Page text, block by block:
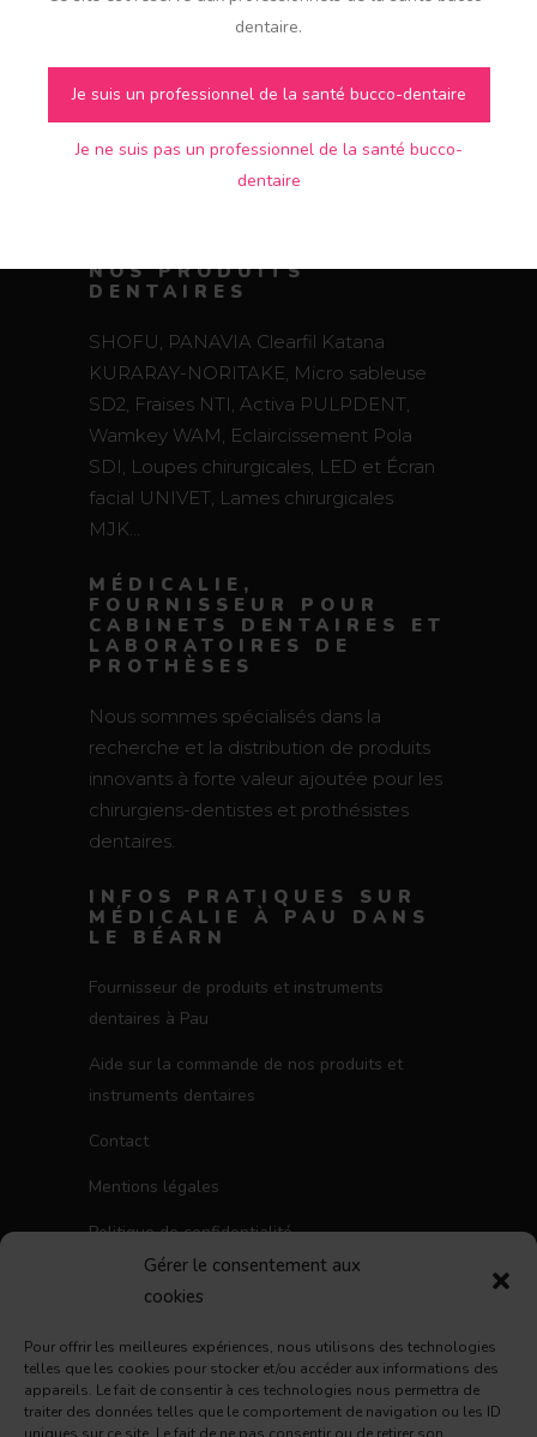
Gérer le consentement aux
cookies
Pour offrir les meilleures expériences, nous utilisons des technologies
telles que les cookies pour stocker et/ou accéder aux informations des
appareils. Le fait de consentir à ces technologies nous permettra de
traiter des données telles que le comportement de navigation ou les ID
dentaire.
Je suis un professionnel de la santé bucco-dentaire
Je ne suis pas un professionnel de la santé bucco-
dentaire
CéramiqueDocument
NOS PRODUITS
DENTAIRES
SHOFU, PANAVIA Clearfil Katana
KURARAY-NORITAKE, Micro sableuse
SD2, Fraises NTI, Activa PULPDENT,
Wamkey WAM, Eclaircissement Pola
SDI, Loupes chirurgicales, LED et Écran
facial UNIVET, Lames chirurgicales
MJK…
MÉDICALIE,
FOURNISSEUR POUR
CABINETS DENTAIRES ET
LABORATOIRES DE
PROTHÈSES
Nous sommes spécialisés dans la
recherche et la distribution de produits
innovants à forte valeur ajoutée pour les
chirurgiens-dentistes et prothésistes
dentaires.
INFOS PRATIQUES SUR
MÉDICALIE À PAU DANS
LE BÉARN
Fournisseur de produits et instruments
dentaires à Pau
Aide sur la commande de nos produits et
instruments dentaires
Contact
Mentions légales
Politique de confidentialité
Politique de cookies (UE)
NOUS SUIVRE
Facebook Instagram LinkedIn